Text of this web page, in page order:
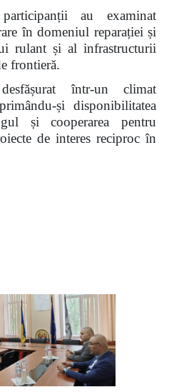
au examinat
în domeniul reparației și
rulant și al infrastructurii
frontieră.
într-un climat
și disponibilitatea
și cooperarea pentru
de interes reciproc în